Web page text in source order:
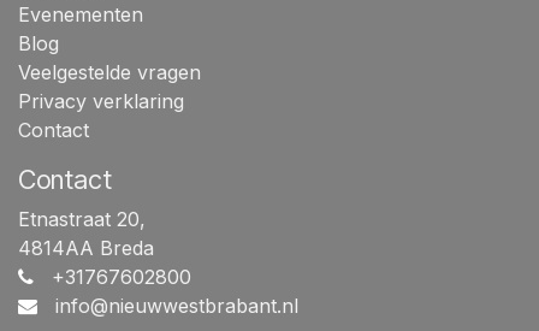
Evenementen
Blog
Veelgestelde vragen
Privacy verklaring
Contact
Contact
Etnastraat 20,
4814AA Breda
+31767602800
info@nieuwwestbrabant.nl